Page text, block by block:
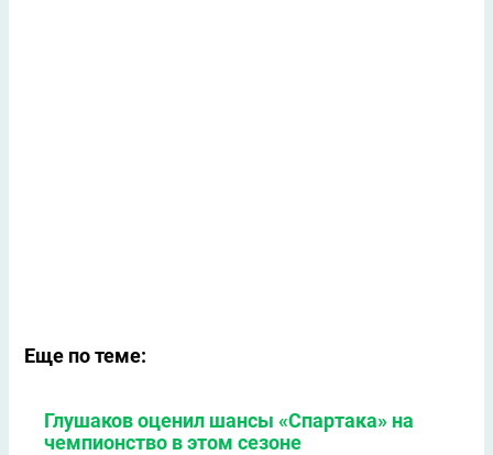
Еще по теме:
Глушаков оценил шансы «Спартака» на
чемпионство в этом сезоне